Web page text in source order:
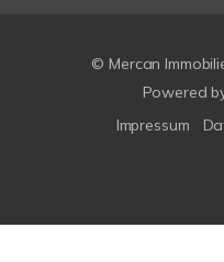
© Mercan
Powered
Impressum